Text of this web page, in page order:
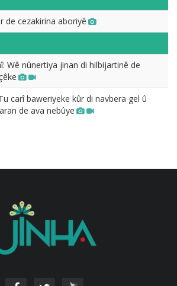
de cezakirina aboriyê
Wê nûnertiya jinan di hilbijartinê de
carî baweriyeke kûr di navbera gel û
de ava nebûye